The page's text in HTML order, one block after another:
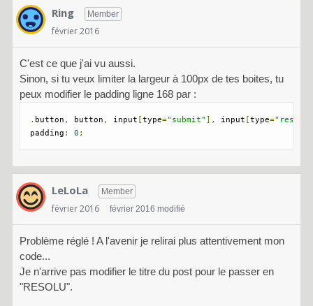
Ring Member
février 2016
C'est ce que j'ai vu aussi.
Sinon, si tu veux limiter la largeur à 100px de tes boites, tu
peux modifier le padding ligne 168 par :
. button , button , input [type="submit" ], input [type="reset"
padding : 0 ;
LeLoLa Member
février 2016 février 2016 modifié
Problème réglé ! A l'avenir je relirai plus attentivement mon
code...
Je n'arrive pas modifier le titre du post pour le passer en
"RESOLU".